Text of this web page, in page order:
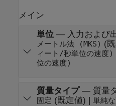
メイン
単位— 入力および
メートル法 (MKS) (
ィート/秒単位の速度)
位の速度)
質量タイプ— 質量
固定 (既定値) | 単純